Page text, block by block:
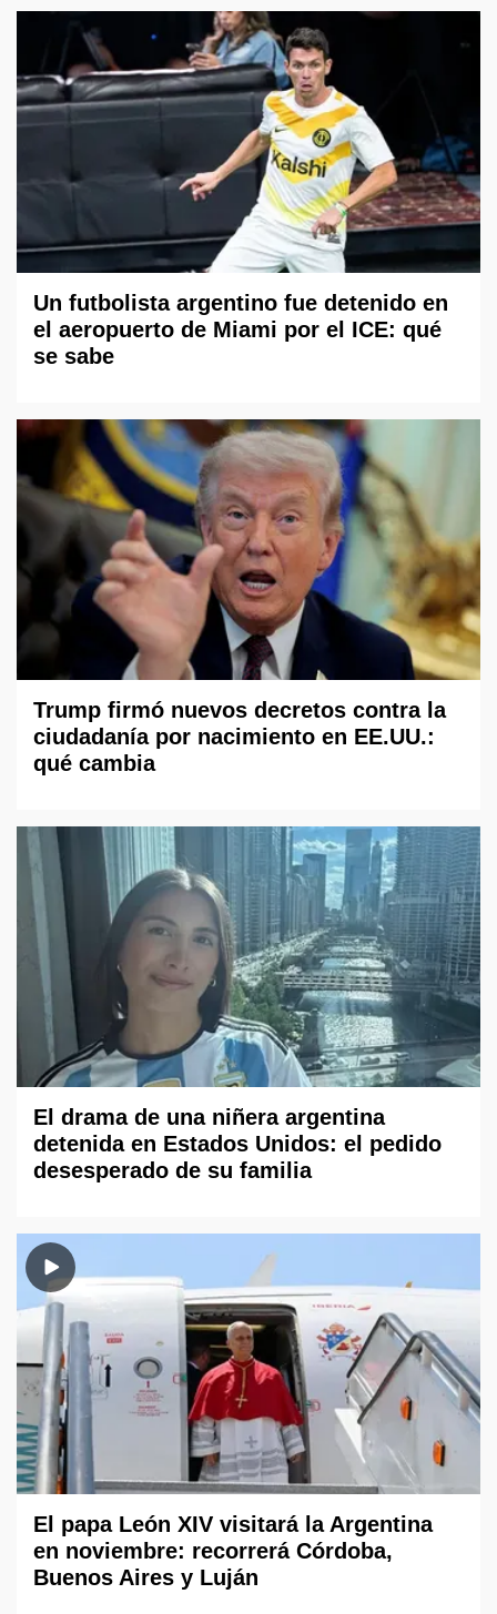
Un futbolista argentino fue detenido en
el aeropuerto de Miami por el ICE: qué
se sabe
Trump firmó nuevos decretos contra la
ciudadanía por nacimiento en EE.UU.:
qué cambia
El drama de una niñera argentina
detenida en Estados Unidos: el pedido
desesperado de su familia
El papa León XIV visitará la Argentina
en noviembre: recorrerá Córdoba,
Buenos Aires y Luján